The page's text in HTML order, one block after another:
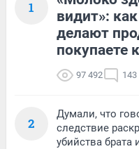
1
видит»:
делают
покупаете
97 492 143
2
Думали, что
следствие
убийства